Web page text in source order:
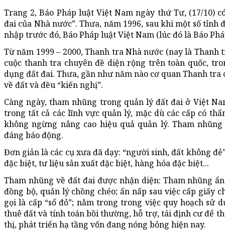
Trang 2, Báo Pháp luật Việt Nam ngày thứ Tư, (17/10)
đai của Nhà nước”. Thưa, năm 1996, sau khi một số
nhập trước đó, Báo Pháp luật Việt Nam (lúc đó là Báo
Từ năm 1999 – 2000, Thanh tra Nhà nước (nay là
cuộc thanh tra chuyên đề diện rộng trên toàn quốc,
dụng đất đai. Thưa, gần như năm nào cơ quan Thanh tra
về đất và đều “kiến nghị”.
Càng ngày, tham nhũng trong quản lý đất đai ở Việt
trong tất cả các lĩnh vực quản lý, mặc dù các cấp có
không ngừng nâng cao hiệu quả quản lý. Tham
đáng báo động.
Đơn giản là các cụ xưa đã dạy: “người sinh, đất không
đặc biệt, tư liệu sản xuất đặc biệt, hàng hóa đặc biệt...
Tham nhũng về đất đai được nhận diện: Tham nhũng
đồng bộ, quản lý chồng chéo; ẩn nấp sau việc cấp giấy
gọi là cấp “sổ đỏ”; nằm trong trong việc quy hoạch sử
thuê đất và tính toán bồi thường, hỗ trợ, tái định cư để
thị, phát triển hạ tầng vốn đang nóng bỏng hiện nay.